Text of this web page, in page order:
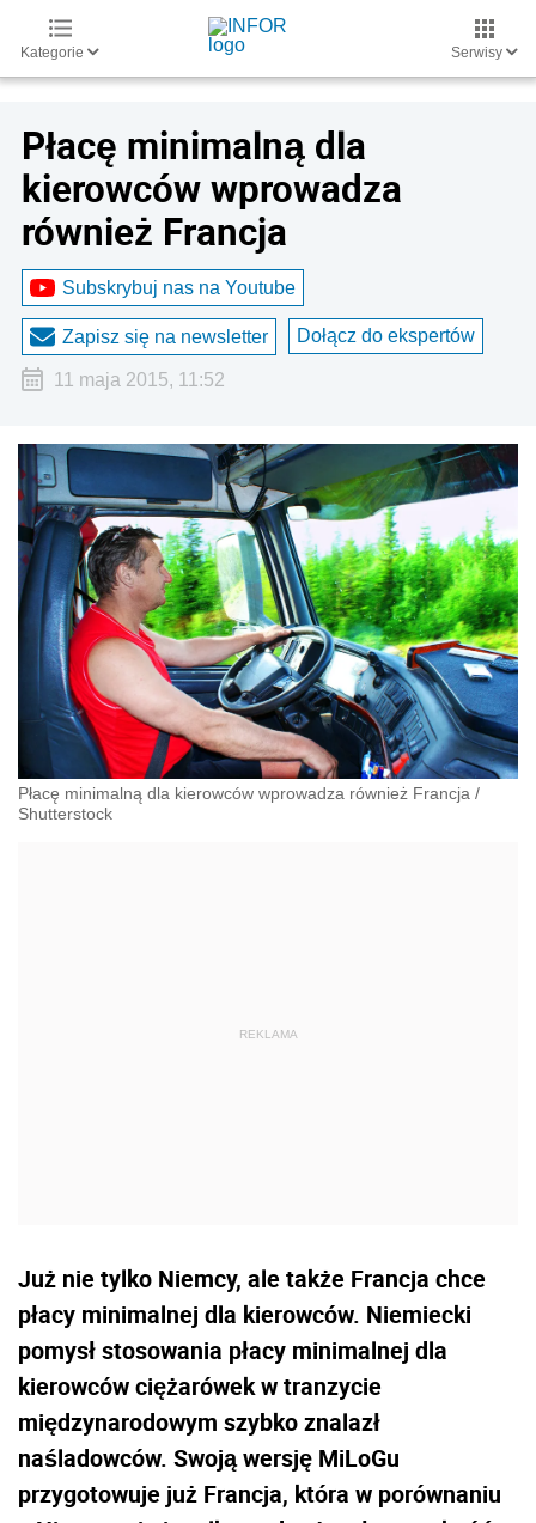
Kategorie Serwisy
Płacę minimalną dla
kierowców wprowadza
również Francja
Subskrybuj nas na Youtube
Zapisz się na newsletter Dołącz do ekspertów
11 maja 2015, 11:52
Płacę minimalną dla kierowców wprowadza również Francja /
Shutterstock
Już nie tylko Niemcy, ale także Francja chce
płacy minimalnej dla kierowców. Niemiecki
pomysł stosowania płacy minimalnej dla
kierowców ciężarówek w tranzycie
międzynarodowym szybko znalazł
naśladowców. Swoją wersję MiLoGu
przygotowuje już Francja, która w porównaniu